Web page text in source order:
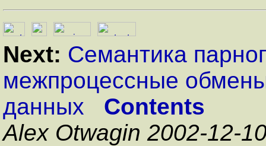
Next: Семантика
межпроцессные
данных
Contents
Alex Otwagin 2002-12-